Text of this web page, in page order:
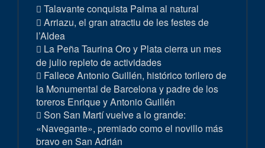
Talavante conquista Palma al natural
Arriazu, el gran atractiu de les festes de
l’Aldea
La Peña Taurina Oro y Plata cierra un mes
de julio repleto de actividades
Fallece Antonio Guillén, histórico torilero de
la Monumental de Barcelona y padre de los
toreros Enrique y Antonio Guillén
Son San Martí vuelve a lo grande:
«Navegante», premiado como el novillo más
bravo en San Adrián